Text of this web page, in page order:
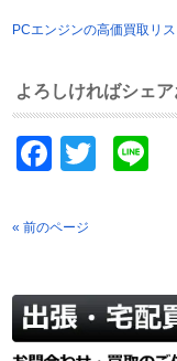
PCエンジンの高価買取リ
よろしければシェ
« 前のページ